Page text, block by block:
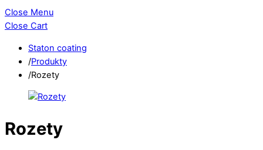
Close Menu
Close Cart
Staton coating
/Produkty
/Rozety
Rozety